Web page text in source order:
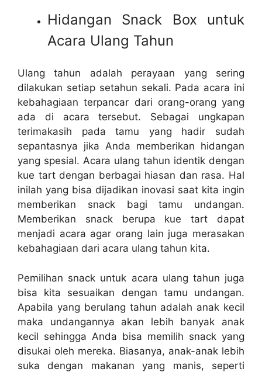
Hidangan Snack Box untuk
Acara Ulang Tahun
Ulang tahun adalah perayaan yang sering
dilakukan setiap setahun sekali. Pada acara ini
kebahagiaan terpancar dari orang-orang yang
ada di acara tersebut. Sebagai ungkapan
terimakasih pada tamu yang hadir sudah
sepantasnya jika Anda memberikan hidangan
yang spesial. Acara ulang tahun identik dengan
kue tart dengan berbagai hiasan dan rasa. Hal
inilah yang bisa dijadikan inovasi saat kita ingin
memberikan snack bagi tamu undangan.
Memberikan snack berupa kue tart dapat
menjadi acara agar orang lain juga merasakan
kebahagiaan dari acara ulang tahun kita.
Pemilihan snack untuk acara ulang tahun juga
bisa kita sesuaikan dengan tamu undangan.
Apabila yang berulang tahun adalah anak kecil
maka undangannya akan lebih banyak anak
kecil sehingga Anda bisa memilih snack yang
disukai oleh mereka. Biasanya, anak-anak lebih
suka dengan makanan yang manis, seperti